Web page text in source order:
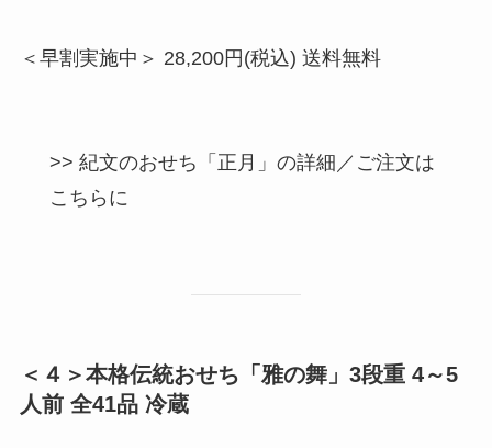
＜早割実施中＞ 28,200円(税込) 送料無料
>> 紀文のおせち「正月」の詳細／ご注文は
こちらに
＜４＞本格伝統おせち「雅の舞」3段重 4～5
人前 全41品 冷蔵